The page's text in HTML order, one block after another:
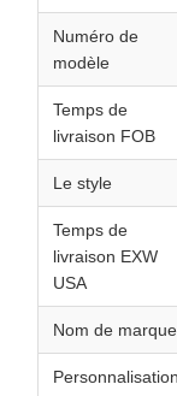
Numéro de
modèle
Temps de
livraison FOB
Le style
Temps de
livraison EXW
USA
Nom de marque
Personnalisation